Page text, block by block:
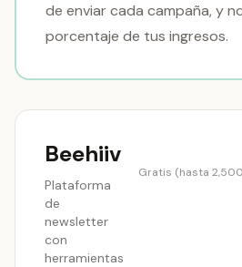
de enviar cada campaña, y
porcentaje de tus ingresos.
Beehiiv
Plataforma
de
newsletter
con
herramientas
Gratis (hasta